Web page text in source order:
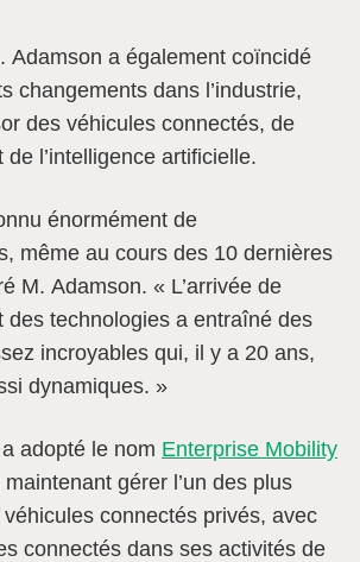
Adamson a également coïncidé
changements dans l’industrie,
des véhicules connectés, de
de l’intelligence artificielle.
énormément de
même au cours des 10 dernières
M. Adamson. « L’arrivée de
des technologies a entraîné des
incroyables qui, il y a 20 ans,
dynamiques. »
adopté le nom Enterprise Mobility
gérer l’un des plus
connectés privés, avec
connectés dans ses activités de